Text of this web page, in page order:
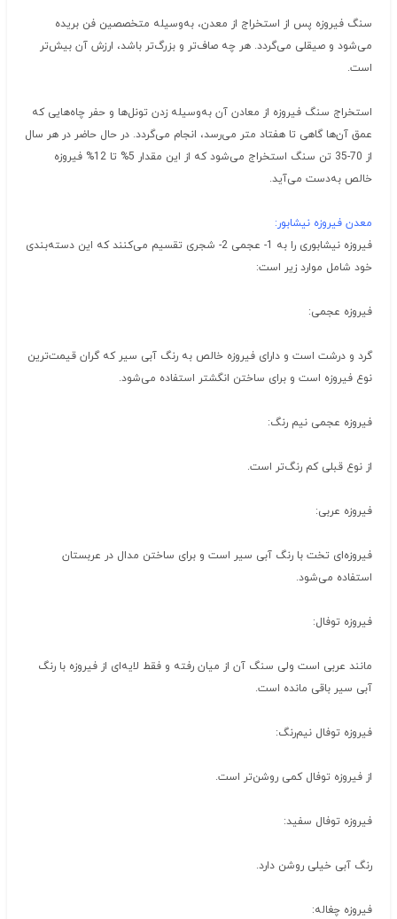
سنگ فیروزه پس از استخراج از معدن، به‌وسیله متخصصین فن بریده
می‌شود و صیقلی می‌گردد. هر چه صاف‌تر و بزرگ‌تر باشد، ارزش آن بیش‌تر
است.
استخراج سنگ فیروزه از معادن آن به‌وسیله زدن تونل‌ها و حفر چاه‌هایی که
عمق آن‌ها گاهی تا هفتاد متر می‌رسد، انجام می‌گردد. در حال حاضر در هر سال
از 70-35 تن سنگ استخراج می‌شود که از این مقدار 5% تا 12% فیروزه
خالص به‌دست می‌آید.
معدن فیروزه نیشابور:
فیروزه نیشابوری را به 1- عجمی 2- شجری تقسیم می‌کنند که این دسته‌بندی
خود شامل موارد زیر است:
فیروزه عجمی:
گرد و درشت است و دارای فیروزه خالص به رنگ آبی سیر که گران قیمت‌ترین
نوع فیروزه است و برای ساختن انگشتر استفاده می‌شود.
فیروزه عجمی نیم رنگ:
از نوع قبلی کم رنگ‌تر است.
فیروزه عربی:
فیروزه‌ای تخت با رنگ آبی سیر است و برای ساختن مدال در عربستان
استفاده می‌شود.
فیروزه توفال:
مانند عربی است ولی سنگ آن از میان رفته و فقط لایه‌ای از فیروزه با رنگ
آبی سیر باقی مانده است.
فیروزه توفال نیم‌رنگ:
از فیروزه توفال کمی روشن‌تر است.
فیروزه توفال سفید:
رنگ آبی خیلی روشن دارد.
فیروزه چغاله: